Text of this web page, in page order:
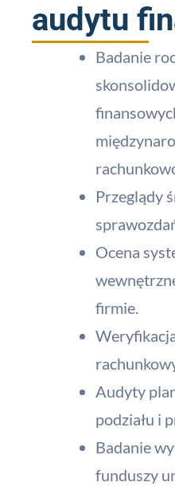
audytu
Badanie
Przeglądy
Ocena
firmie.
Audyty
podziału i
Badanie
funduszy